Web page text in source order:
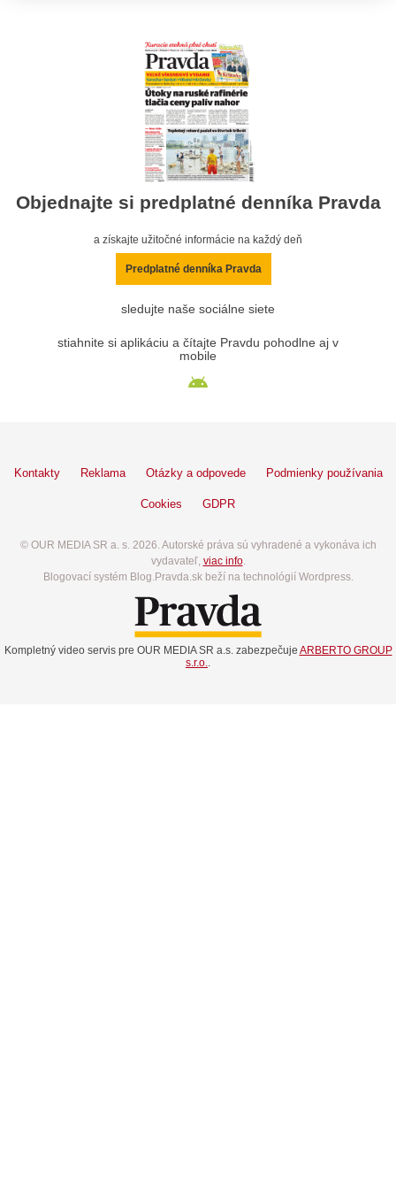
Objednajte si predplatné denníka Pravda
a získajte užitočné informácie na každý deň
Predplatné denníka Pravda
sledujte naše sociálne siete
stiahnite si aplikáciu a čítajte Pravdu pohodlne aj v
mobile
Kontakty Reklama Otázky a odpovede Podmienky používania
Cookies GDPR
© OUR MEDIA SR a. s. 2026. Autorské práva sú vyhradené a vykonáva ich
vydavateľ, viac info.
Blogovací systém Blog.Pravda.sk beží na technológií Wordpress.
Kompletný video servis pre OUR MEDIA SR a.s. zabezpečuje ARBERTO GROUP
s.r.o.